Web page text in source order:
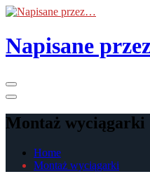
Skip
the
content
Napisane
Montaż wyciągarki
Home
Montaż wyciągarki